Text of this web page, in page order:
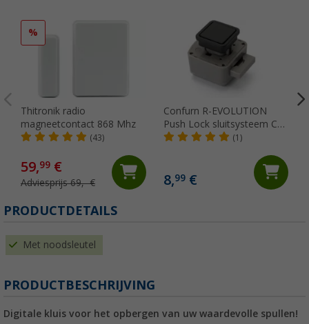
%
Thitronik radio
magneetcontact 868 Mhz
(43)
59,99 €
Adviesprijs 69,- €
Confurn R-EVOLUTION
Push Lock sluitsysteem CV
zwart
(1)
8,99€
PRODUCTDETAILS
Met noodsleutel
PRODUCTBESCHRIJVING
Digitale kluis voor het opbergen van uw waardevolle spullen!